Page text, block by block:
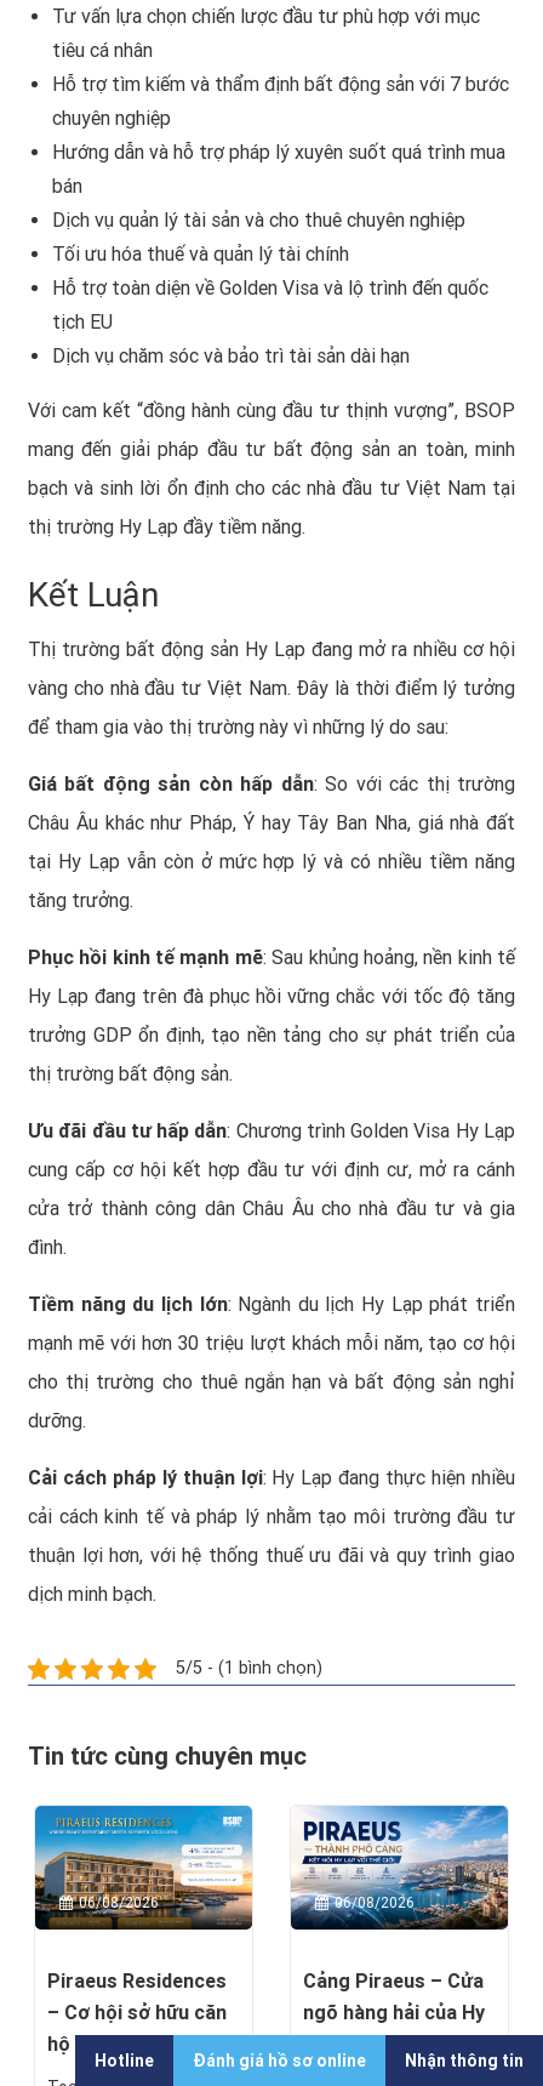
Hotline Đánh giá hồ sơ online Nhận thông tin
Tư vấn lựa chọn chiến lược đầu tư phù hợp với mục
tiêu cá nhân
Hỗ trợ tìm kiếm và thẩm định bất động sản với 7 bước
chuyên nghiệp
Hướng dẫn và hỗ trợ pháp lý xuyên suốt quá trình mua
bán
Dịch vụ quản lý tài sản và cho thuê chuyên nghiệp
Tối ưu hóa thuế và quản lý tài chính
Hỗ trợ toàn diện về Golden Visa và lộ trình đến quốc
tịch EU
Dịch vụ chăm sóc và bảo trì tài sản dài hạn
Với cam kết “đồng hành cùng đầu tư thịnh vượng”, BSOP
mang đến giải pháp đầu tư bất động sản an toàn, minh
bạch và sinh lời ổn định cho các nhà đầu tư Việt Nam tại
thị trường Hy Lạp đầy tiềm năng.
Kết Luận
Thị trường bất động sản Hy Lạp đang mở ra nhiều cơ hội
vàng cho nhà đầu tư Việt Nam. Đây là thời điểm lý tưởng
để tham gia vào thị trường này vì những lý do sau:
Giá bất động sản còn hấp dẫn: So với các thị trường
Châu Âu khác như Pháp, Ý hay Tây Ban Nha, giá nhà đất
tại Hy Lạp vẫn còn ở mức hợp lý và có nhiều tiềm năng
tăng trưởng.
Phục hồi kinh tế mạnh mẽ: Sau khủng hoảng, nền kinh tế
Hy Lạp đang trên đà phục hồi vững chắc với tốc độ tăng
trưởng GDP ổn định, tạo nền tảng cho sự phát triển của
thị trường bất động sản.
Ưu đãi đầu tư hấp dẫn: Chương trình Golden Visa Hy Lạp
cung cấp cơ hội kết hợp đầu tư với định cư, mở ra cánh
cửa trở thành công dân Châu Âu cho nhà đầu tư và gia
đình.
Tiềm năng du lịch lớn: Ngành du lịch Hy Lạp phát triển
mạnh mẽ với hơn 30 triệu lượt khách mỗi năm, tạo cơ hội
cho thị trường cho thuê ngắn hạn và bất động sản nghỉ
dưỡng.
Cải cách pháp lý thuận lợi: Hy Lạp đang thực hiện nhiều
cải cách kinh tế và pháp lý nhằm tạo môi trường đầu tư
thuận lợi hơn, với hệ thống thuế ưu đãi và quy trình giao
dịch minh bạch.
5/5 - (1 bình chọn)
Tin tức cùng chuyên mục
06/08/2026
Piraeus Residences
– Cơ hội sở hữu căn
hộ cao ...
06/08/2026
Cảng Piraeus – Cửa
ngõ hàng hải của Hy